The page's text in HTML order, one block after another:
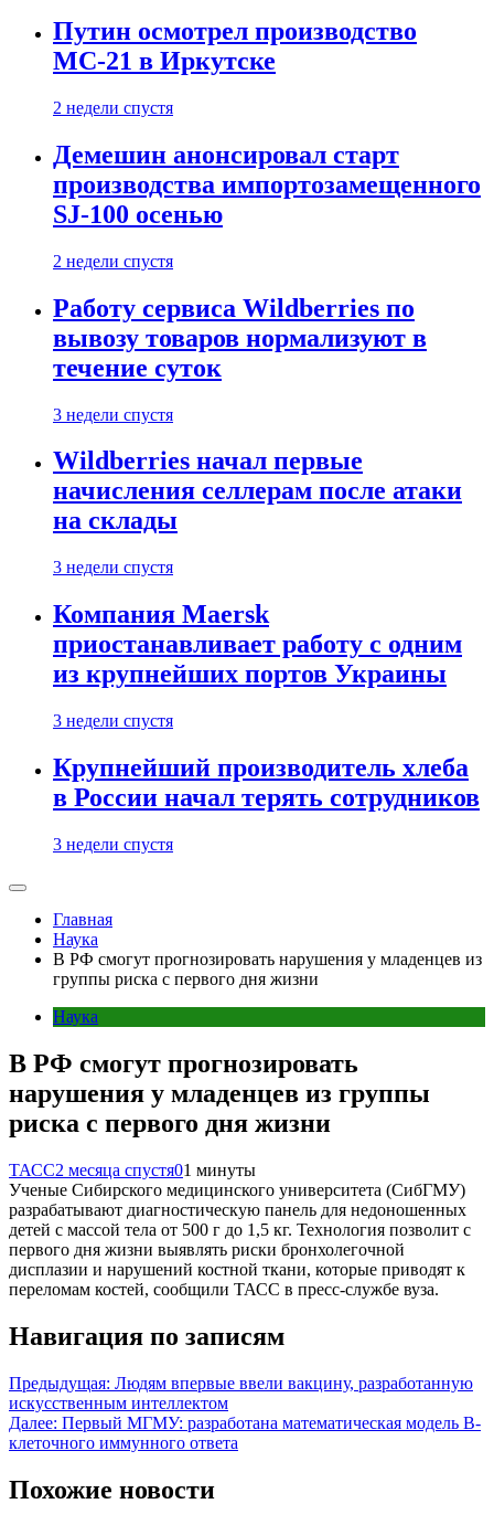
Путин осмотрел производство
МС-21 в Иркутске
2 недели спустя
Демешин анонсировал старт
производства импортозамещенного
SJ-100 осенью
2 недели спустя
Работу сервиса Wildberries по
вывозу товаров нормализуют в
течение суток
3 недели спустя
Wildberries начал первые
начисления селлерам после атаки
на склады
3 недели спустя
Компания Maersk
приостанавливает работу с одним
из крупнейших портов Украины
3 недели спустя
Крупнейший производитель хлеба
в России начал терять сотрудников
3 недели спустя
Главная
Наука
В РФ смогут прогнозировать нарушения у младенцев из
группы риска с первого дня жизни
Наука
В РФ смогут прогнозировать
нарушения у младенцев из группы
риска с первого дня жизни
ТАСС2 месяца спустя01 минуты
Ученые Сибирского медицинского университета (СибГМУ)
разрабатывают диагностическую панель для недоношенных
детей с массой тела от 500 г до 1,5 кг. Технология позволит с
первого дня жизни выявлять риски бронхолегочной
дисплазии и нарушений костной ткани, которые приводят к
переломам костей, сообщили ТАСС в пресс-службе вуза.
Навигация по записям
Предыдущая: Людям впервые ввели вакцину, разработанную
искусственным интеллектом
Далее: Первый МГМУ: разработана математическая модель В-
клеточного иммунного ответа
Похожие новости